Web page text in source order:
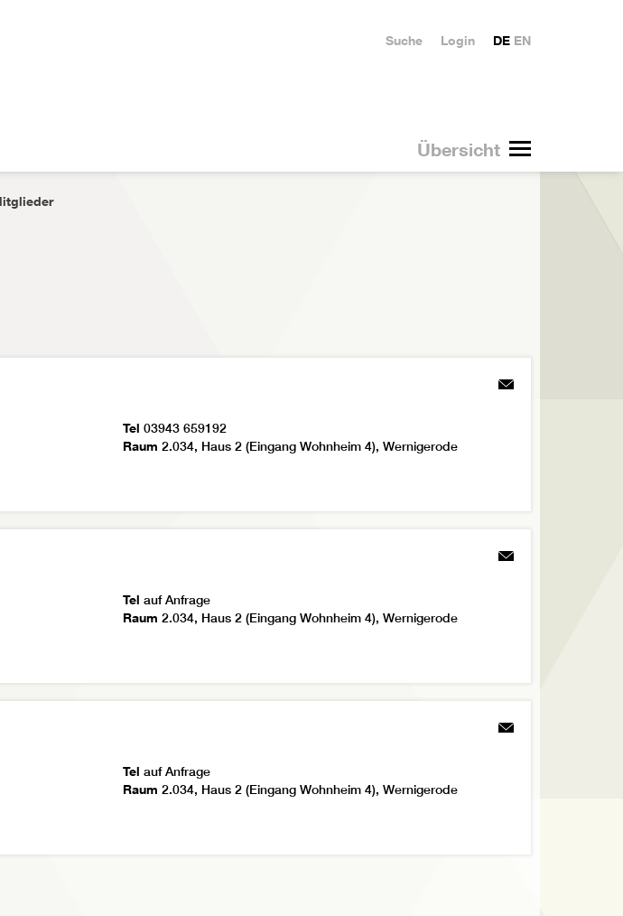
Übersicht
DE EN
Login
Suche
Tel 03943 659192
Raum 2.034, Haus 2 (Eingang Wohnheim 4), Wernigerode
Tel auf Anfrage
Raum 2.034, Haus 2 (Eingang Wohnheim 4), Wernigerode
Tel auf Anfrage
Raum 2.034, Haus 2 (Eingang Wohnheim 4), Wernigerode